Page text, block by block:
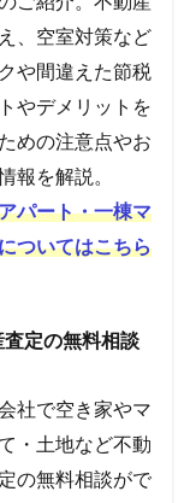
、空室対策など
や間違えた節税
やデメリットを
めの注意点やお
報を解説。
パート・一棟マ
ついてはこちら
定の無料相談
社で空き家やマ
・土地など不動
の無料相談がで